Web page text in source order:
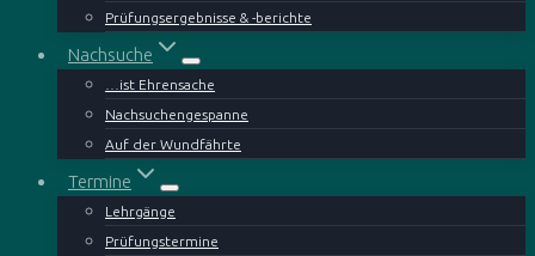
Prüfungsergebnisse & -berichte
Nachsuche
…ist Ehrensache
Nachsuchengespanne
Auf der Wundfährte
Termine
Lehrgänge
Prüfungstermine